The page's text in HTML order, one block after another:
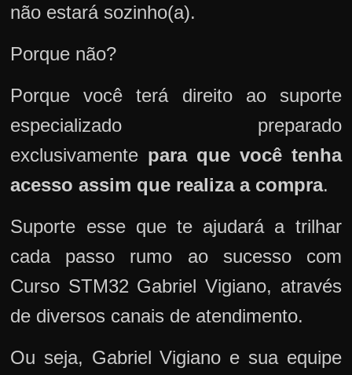
não estará sozinho(a).
Porque não?
Porque você terá direito ao suporte
especializado preparado
exclusivamente para que você tenha
acesso assim que realiza a compra.
Suporte esse que te ajudará a trilhar
cada passo rumo ao sucesso com
Curso STM32 Gabriel Vigiano, através
de diversos canais de atendimento.
Ou seja, Gabriel Vigiano e sua equipe